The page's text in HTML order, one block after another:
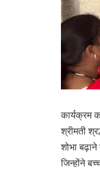
कार्यक्रम
श्रीमती
शोभा
जिन्होंने